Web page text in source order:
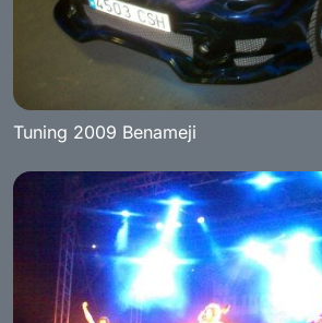
Tuning 2009 Benameji